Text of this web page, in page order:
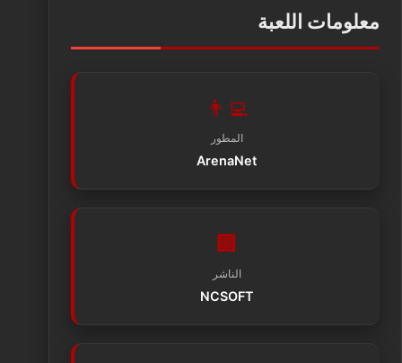
معلومات اللعبة
👨‍💻
المطور
ArenaNet
🏢
الناشر
NCSOFT